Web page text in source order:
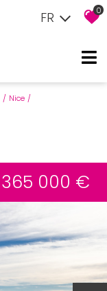
FR 0
Nice
365 000 €